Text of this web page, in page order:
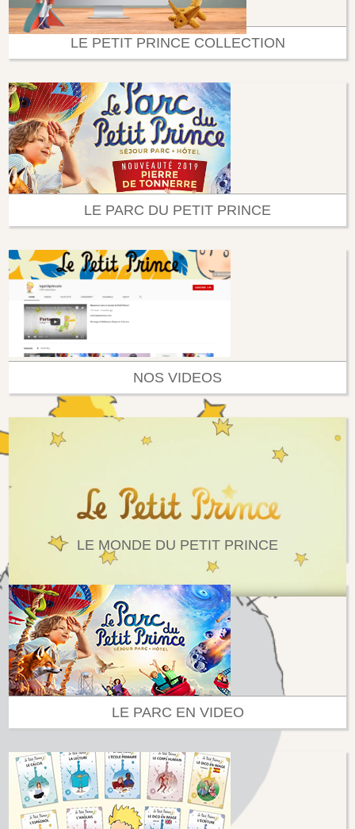
LE PETIT PRINCE COLLECTION
LE PARC DU PETIT PRINCE
NOS VIDEOS
LE MONDE DU PETIT PRINCE
LE PARC EN VIDEO